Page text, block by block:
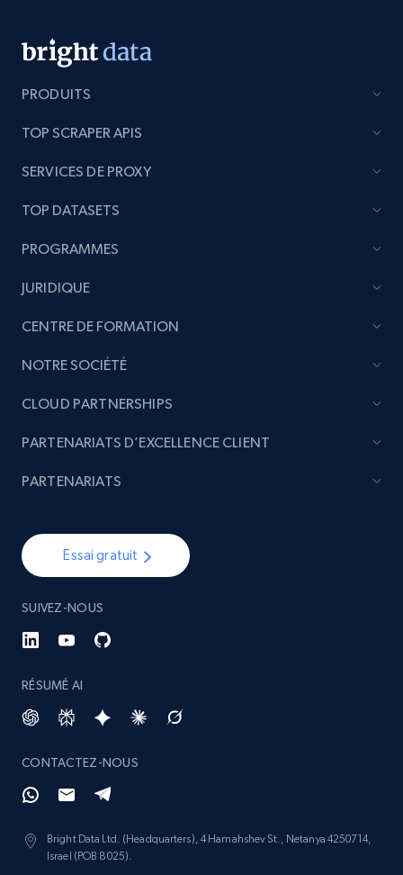
Title, Seller name, Brand, Description, Initial
price, Currency, Availability, Reviews count, and
more.
2.1K+
URL, Product id, Listing inventory id, Title, Rating,
price, and more.
Etsy - Collect data on products using
URL, Product id, Listing inventory id, Title, Rating,
323+
URL, Product id, Listing inventory id, Title, Rating,
Reviews count shop, Reviews count item, Initial
price, and more.
Amazon products search
PRODUITS
TOP SCRAPER APIS
SERVICES DE PROXY
TOP DATASETS
PROGRAMMES
JURIDIQUE
CENTRE DE FORMATION
NOTRE SOCIÉTÉ
Essai gratuit
SUIVEZ-NOUS
RÉSUMÉ AI
CONTACTEZ-NOUS
Bright Data Ltd. (Headquarters), 4 Hamahshev St., Netanya 4250714,
Israel (POB 8025).
CLOUD PARTNERSHIPS
PARTENARIATS D’EXCELLENCE CLIENT
PARTENARIATS